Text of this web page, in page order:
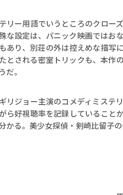
リー用語でいうところのクロー
な設定は、パニック映画ではお
あり、別荘の外は控えめな描写
とされる密室トリックも、本作
だ。
リジョー主演のコメディミステ
ら好視聴率を記録していること
かる。美少女探偵・剣崎比留子